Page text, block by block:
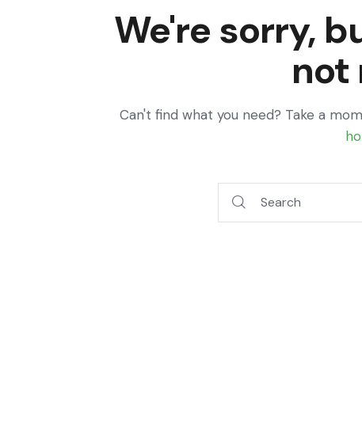
We're sorry,
not
Can't find what you need? Take a